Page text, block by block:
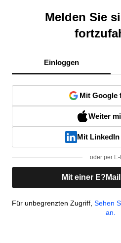
Melden Sie
Einloggen
Mit Google
Weiter
Mit
oder per E-
Mit einer
Für unbegrenzten Zugriff, Sehen
an.